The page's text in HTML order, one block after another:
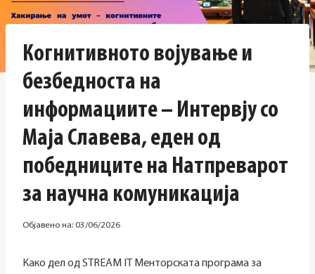
Когнитивното војување и
безбедноста на
информациите – Интервју со
Маја Славева, еден од
победниците на Натпреварот
за научна комуникација
Објавено на: 03/06/2026
Како дел од STREAM IT Менторската програма за